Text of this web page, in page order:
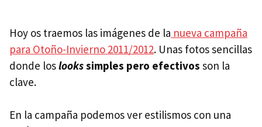
Hoy os traemos las imágenes de la nueva campaña
para Otoño-Invierno 2011/2012. Unas fotos sencillas
donde loslookssimples pero efectivos son la
clave.
En la campaña podemos ver estilismos con una